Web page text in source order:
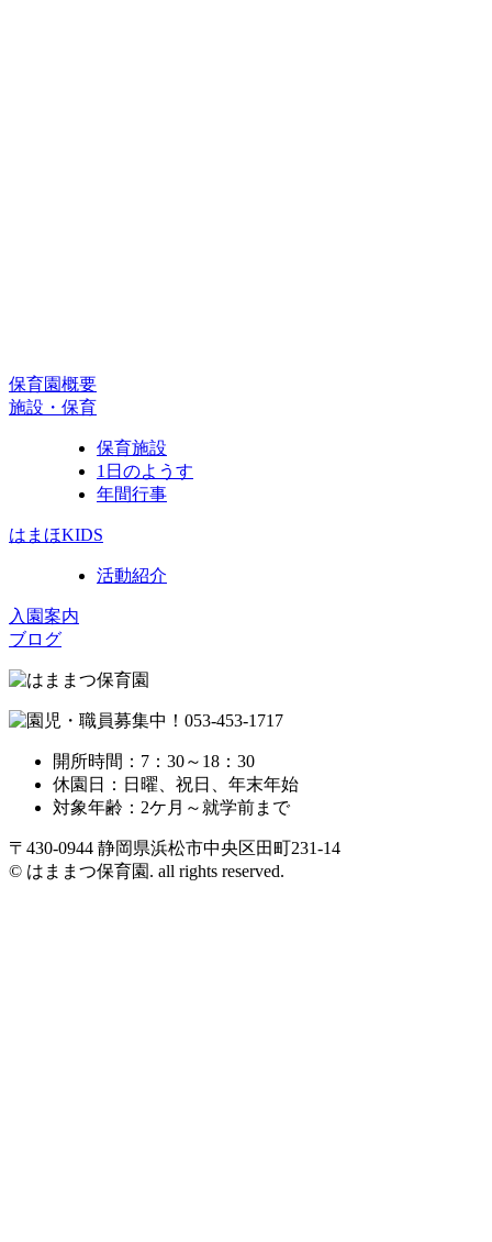
保育園概要
施設・保育
保育施設
1日のようす
年間行事
はまほKIDS
活動紹介
入園案内
ブログ
開所時間：7：30～18：30
休園日：日曜、祝日、年末年始
対象年齢：2ケ月～就学前まで
〒430-0944 静岡県浜松市中央区田町231-14
© はままつ保育園. all rights reserved.